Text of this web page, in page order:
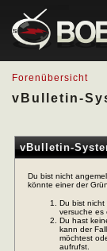
Forenübersicht
vBulletin-
vBulletin-
Du bist nicht
könnte einer der
Du bist
versuche es
Du hast
kann der
möchtest
aufrufst.